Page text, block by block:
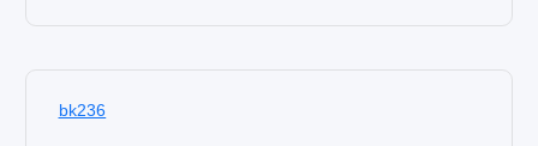
bk236